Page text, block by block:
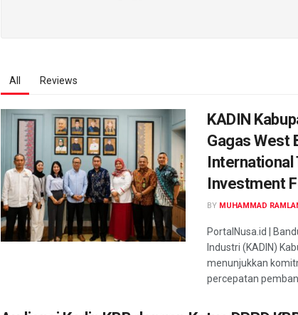
All Reviews
KADIN
Gagas West
International
Investment
BY MUHAMMAD
PortalNusa.id |
Industri (KADIN)
menunjukkan
percepatan